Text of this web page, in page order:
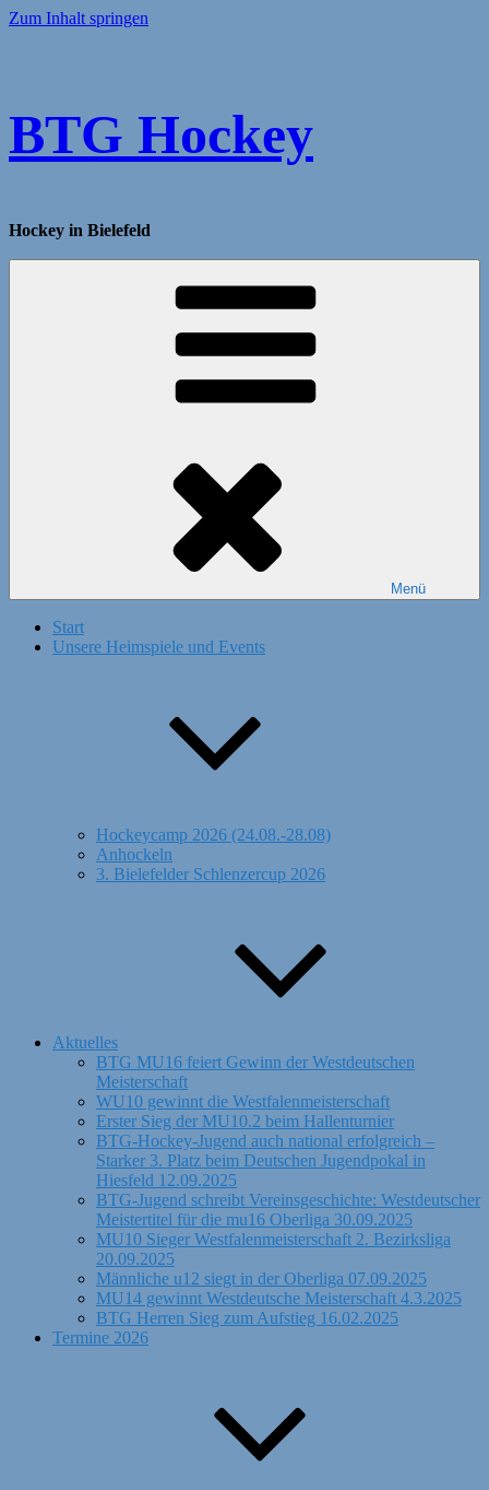
Zum Inhalt springen
BTG Hockey
Hockey in Bielefeld
Menü
Start
Unsere Heimspiele und Events
Hockeycamp 2026 (24.08.-28.08)
Anhockeln
3. Bielefelder Schlenzercup 2026
Aktuelles
BTG MU16 feiert Gewinn der Westdeutschen
Meisterschaft
WU10 gewinnt die Westfalenmeisterschaft
Erster Sieg der MU10.2 beim Hallenturnier
BTG-Hockey-Jugend auch national erfolgreich –
Starker 3. Platz beim Deutschen Jugendpokal in
Hiesfeld 12.09.2025
BTG-Jugend schreibt Vereinsgeschichte: Westdeutscher
Meistertitel für die mu16 Oberliga 30.09.2025
MU10 Sieger Westfalenmeisterschaft 2. Bezirksliga
20.09.2025
Männliche u12 siegt in der Oberliga 07.09.2025
MU14 gewinnt Westdeutsche Meisterschaft 4.3.2025
BTG Herren Sieg zum Aufstieg 16.02.2025
Termine 2026